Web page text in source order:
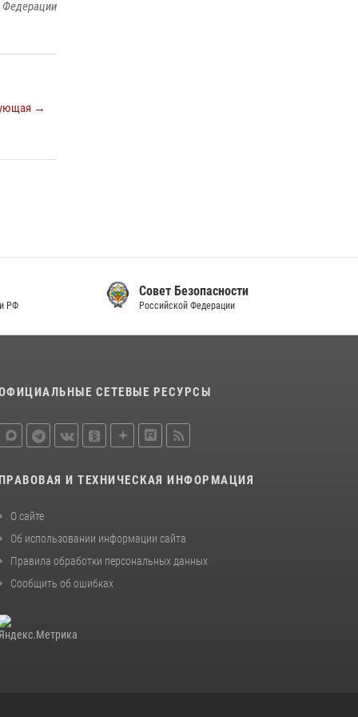
Федерации
→
Совет Безопасности
Российской Федерации
СЕТЕВЫЕ РЕСУРСЫ
ПРАВОВАЯ И ТЕХНИЧЕСКАЯ ИНФОРМАЦИЯ
О сайте
Об использовании информации сайта
Правила обработки персональных данных
Сообщить об ошибках